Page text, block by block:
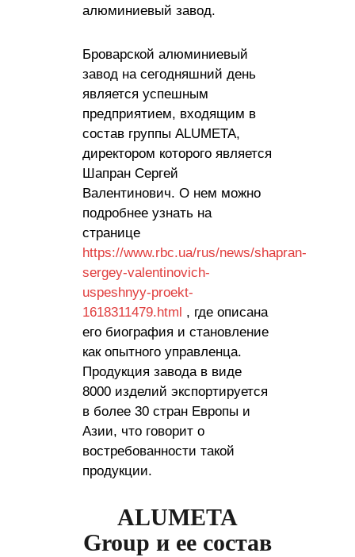
алюминиевый завод.
Броварской алюминиевый
завод на сегодняшний день
является успешным
предприятием, входящим в
состав группы ALUMETA,
директором которого является
Шапран Сергей
Валентинович. О нем можно
подробнее узнать на
странице
https://www.rbc.ua/rus/news/shapran-
sergey-valentinovich-
uspeshnyy-proekt-
1618311479.html , где описана
его биография и становление
как опытного управленца.
Продукция завода в виде
8000 изделий экспортируется
в более 30 стран Европы и
Азии, что говорит о
востребованности такой
продукции.
ALUMETA
Group и ее состав